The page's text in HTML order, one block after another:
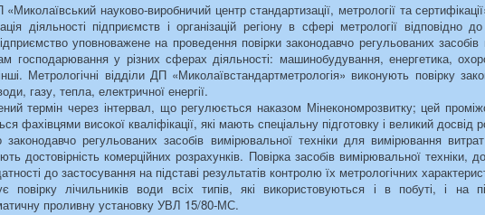
науково-виробничий центр стандартизації, метрології та
діяльності підприємств і організацій регіону в сфері метрології відповідно
уповноважене на проведення повірки законодавчо регульованих засобів
господарювання у різних сферах діяльності: машинобудування, енергетика,
Метрологічні відділи ДП «Миколаївстандартметрологія» виконують повірку
газу, тепла, електричної енергії.
термін через інтервал, що регулюється наказом Мінекономрозвитку; цей
фахівцями високої кваліфікації, які мають спеціальну підготовку і великий досвід
регульованих засобів вимірювальної техніки для вимірювання
достовірність комерційних розрахунків. Повірка засобів вимірювальної техніки,
до застосування на підставі результатів контролю їх метрологічних
повірку лічильників води всіх типів, які використовуються і в побуті, і на
проливну установку УВЛ 15/80-МС.